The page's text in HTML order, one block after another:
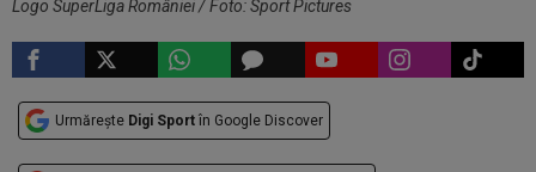
Logo SuperLiga României / Foto: Sport Pictures
Urmărește Digi Sport în Google Discover